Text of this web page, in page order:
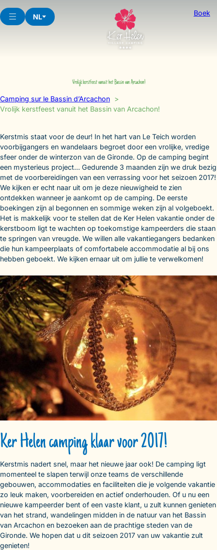
to
content
NL Boek
Vrolijk kerstfeest vanuit het Bassin van Arcachon!
Camping sur le Bassin d’Arcachon
Vrolijk kerstfeest vanuit het Bassin van Arcachon!
Kerstmis staat voor de deur! In het hart van Le Teich worden
voorbijgangers en wandelaars begroet door een vrolijke, vredige
sfeer onder de winterzon van de Gironde. Op de camping begint
een mysterieus project… Gedurende 3 maanden zijn we druk bezig
met de voorbereidingen van een verrassing voor het seizoen 2017!
We kijken er echt naar uit om je deze nieuwigheid te zien
ontdekken wanneer je aankomt op de camping. De eerste
boekingen zijn al begonnen en sommige weken zijn al volgeboekt.
Het is makkelijk voor te stellen dat de Ker Helen vakantie onder de
kerstboom ligt te wachten op toekomstige kampeerders die staan
te springen van vreugde. We willen alle vakantiegangers bedanken
die hun kampeerplaats of comfortabele accommodatie al bij ons
hebben geboekt. We kijken ernaar uit om jullie te verwelkomen!
Ker Helen camping klaar voor 2017!
Kerstmis nadert snel, maar het nieuwe jaar ook! De camping ligt
momenteel te slapen terwijl onze teams de verschillende
gebouwen, accommodaties en faciliteiten die je volgende vakantie
zo leuk maken, voorbereiden en actief onderhouden. Of u nu een
nieuwe kampeerder bent of een vaste klant, u zult kunnen genieten
van het strand, wandelingen midden in de natuur van het Bassin
van Arcachon en bezoeken aan de prachtige steden van de
Gironde. We hopen dat u dit seizoen 2017 van uw vakantie zult
genieten!